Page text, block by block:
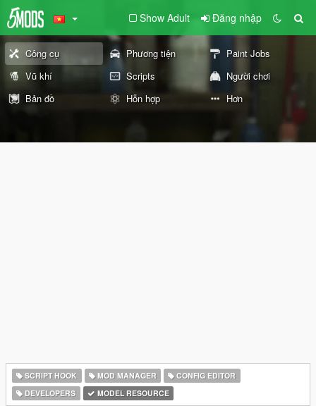
Show Adult Đăng nhập
Công cụ Phương tiện
Paint Jobs
Vũ khí
Scripts
Người chơi
Bản đồ
Hỗn hợp Hơn
SCRIPT HOOK MOD MANAGER
CONFIG EDITOR
DEVELOPERS
MODEL RESOURCE